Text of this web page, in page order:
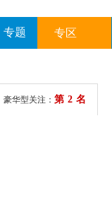
专题 专区
豪华型关注： 第2名